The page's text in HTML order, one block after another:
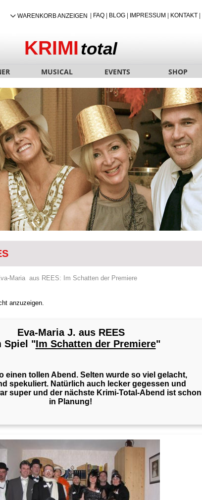
FAQ| BLOG| IMPRESSUM KONTAKT|
WARENKORB ANZEIGEN
KRIMItotal
MUSICAL EVENTS SHOP
Maria aus REES: Im Schatten der Premiere
anzuzeigen.
Eva-Maria J. aus REES
Spiel "Im Schatten der Premiere"
einen tollen Abend. Selten wurde so viel gelacht,
spekuliert. Natürlich auch lecker gegessen und
super und der nächste Krimi-Total-Abend ist schon
in Planung!